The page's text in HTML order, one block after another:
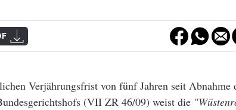
Verjährungsfrist von fünf Jahren seit Abnahme
(VII ZR 46/09) weist die